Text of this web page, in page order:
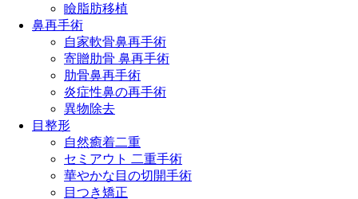
瞼脂肪移植
鼻再手術
自家軟骨鼻再手術
寄贈肋骨 鼻再手術
肋骨鼻再手術
炎症性鼻の再手術
異物除去
目整形
自然癒着二重
セミアウト 二重手術
華やかな目の切開手術
目つき矯正